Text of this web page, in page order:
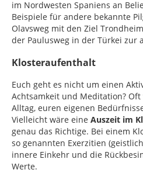
im Nordwesten Spaniens an
Beispiele für andere bekannte
Olavsweg mit den Ziel
der Paulusweg in der Türkei zur
Klosteraufenthalt
Euch geht es nicht um einen
Achtsamkeit und Meditation?
Alltag, euren eigenen
Vielleicht wäre eine Auszeit im
genau das Richtige. Bei einem
so genannten Exerzitien
innere Einkehr und die
Werte.